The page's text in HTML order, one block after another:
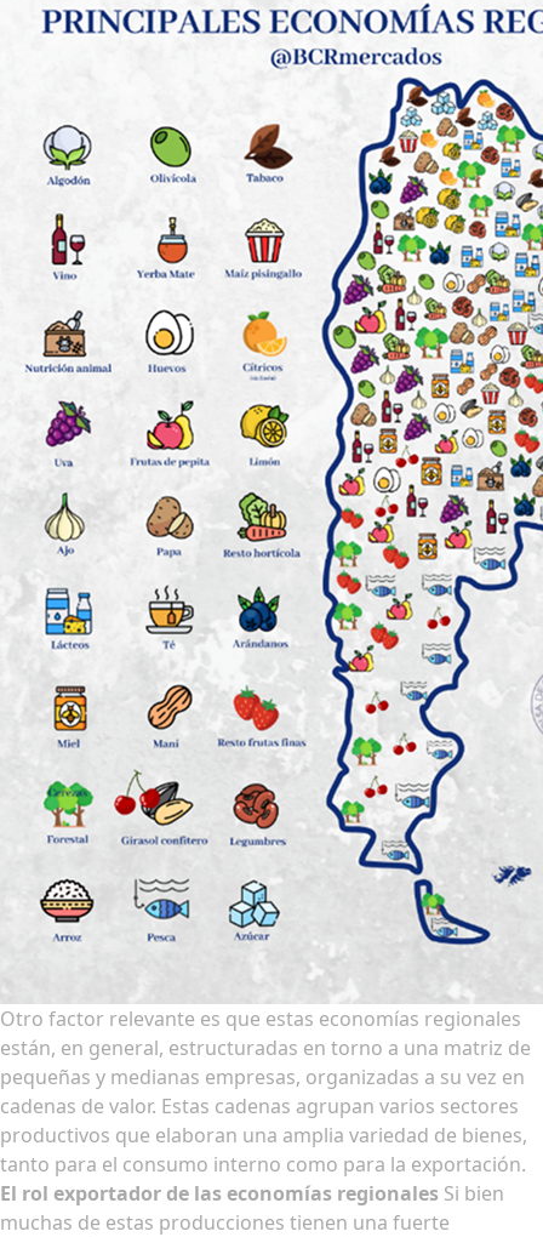
Otro factor relevante es que estas economías regionales
están, en general, estructuradas en torno a una matriz de
pequeñas y medianas empresas, organizadas a su vez en
cadenas de valor. Estas cadenas agrupan varios sectores
productivos que elaboran una amplia variedad de bienes,
tanto para el consumo interno como para la exportación.
El rol exportador de las economías regionales Si bien
muchas de estas producciones tienen una fuerte